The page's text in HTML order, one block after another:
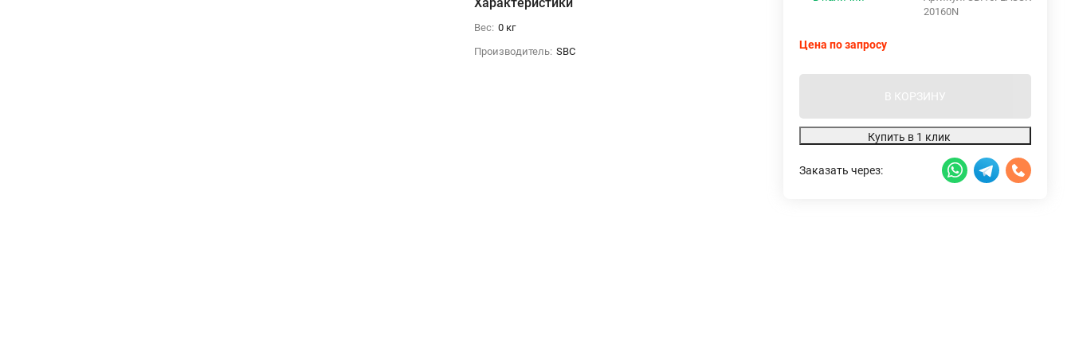
Вес: 0 кг
Производитель: SBC
20160N
Цена по запросу
В КОРЗИНУ
Купить в 1 клик
Заказать через: